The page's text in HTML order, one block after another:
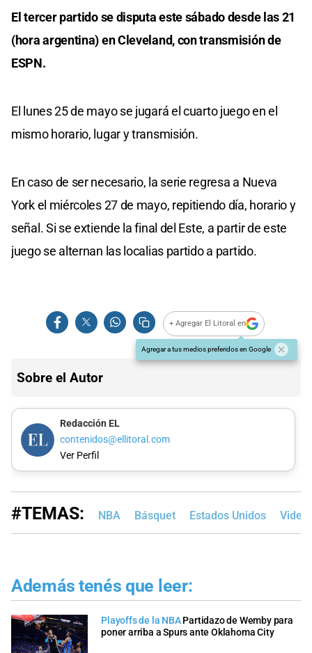
El tercer partido se disputa este sábado desde las 21
(hora argentina) en Cleveland, con transmisión de
ESPN.
El lunes 25 de mayo se jugará el cuarto juego en el
mismo horario, lugar y transmisión.
En caso de ser necesario, la serie regresa a Nueva
York el miércoles 27 de mayo, repitiendo día, horario y
señal. Si se extiende la final del Este, a partir de este
juego se alternan las localias partido a partido.
+ Agregar El Litoral en
Agregar a tus medios preferidos en Google
Sobre el Autor
Redacción EL
contenidos@ellitoral.com
Ver Perfil
#TEMAS: NBA Básquet Estados Unidos
Además tenés que leer:
Playoffs de la NBA Partidazo de Wemby para
poner arriba a Spurs ante Oklahoma City